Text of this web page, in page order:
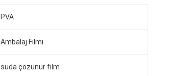
PVA
Ambalaj Filmi
suda çözünür film